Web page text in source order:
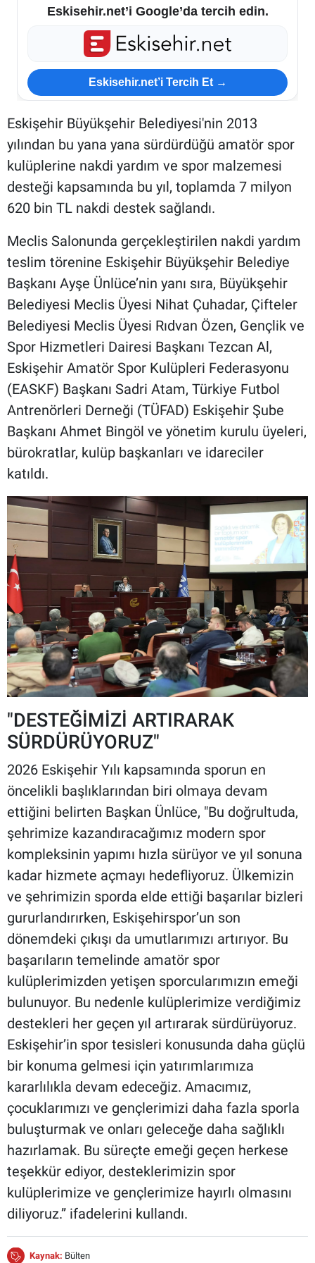
Eskisehir.net’i Google’da tercih edin.
Eskisehir.net’i Tercih Et →
Eskişehir Büyükşehir Belediyesi'nin 2013
yılından bu yana yana sürdürdüğü amatör spor
kulüplerine nakdi yardım ve spor malzemesi
desteği kapsamında bu yıl, toplamda 7 milyon
620 bin TL nakdi destek sağlandı.
Meclis Salonunda gerçekleştirilen nakdi yardım
teslim törenine Eskişehir Büyükşehir Belediye
Başkanı Ayşe Ünlüce’nin yanı sıra, Büyükşehir
Belediyesi Meclis Üyesi Nihat Çuhadar, Çifteler
Belediyesi Meclis Üyesi Rıdvan Özen, Gençlik ve
Spor Hizmetleri Dairesi Başkanı Tezcan Al,
Eskişehir Amatör Spor Kulüpleri Federasyonu
(EASKF) Başkanı Sadri Atam, Türkiye Futbol
Antrenörleri Derneği (TÜFAD) Eskişehir Şube
Başkanı Ahmet Bingöl ve yönetim kurulu üyeleri,
bürokratlar, kulüp başkanları ve idareciler
katıldı.
"DESTEĞİMİZİ ARTIRARAK
SÜRDÜRÜYORUZ"
2026 Eskişehir Yılı kapsamında sporun en
öncelikli başlıklarından biri olmaya devam
ettiğini belirten Başkan Ünlüce, "Bu doğrultuda,
şehrimize kazandıracağımız modern spor
kompleksinin yapımı hızla sürüyor ve yıl sonuna
kadar hizmete açmayı hedefliyoruz. Ülkemizin
ve şehrimizin sporda elde ettiği başarılar bizleri
gururlandırırken, Eskişehirspor’un son
dönemdeki çıkışı da umutlarımızı artırıyor. Bu
başarıların temelinde amatör spor
kulüplerimizden yetişen sporcularımızın emeği
bulunuyor. Bu nedenle kulüplerimize verdiğimiz
destekleri her geçen yıl artırarak sürdürüyoruz.
Eskişehir’in spor tesisleri konusunda daha güçlü
bir konuma gelmesi için yatırımlarımıza
kararlılıkla devam edeceğiz. Amacımız,
çocuklarımızı ve gençlerimizi daha fazla sporla
buluşturmak ve onları geleceğe daha sağlıklı
hazırlamak. Bu süreçte emeği geçen herkese
teşekkür ediyor, desteklerimizin spor
kulüplerimize ve gençlerimize hayırlı olmasını
diliyoruz.” ifadelerini kullandı.
Kaynak: Bülten